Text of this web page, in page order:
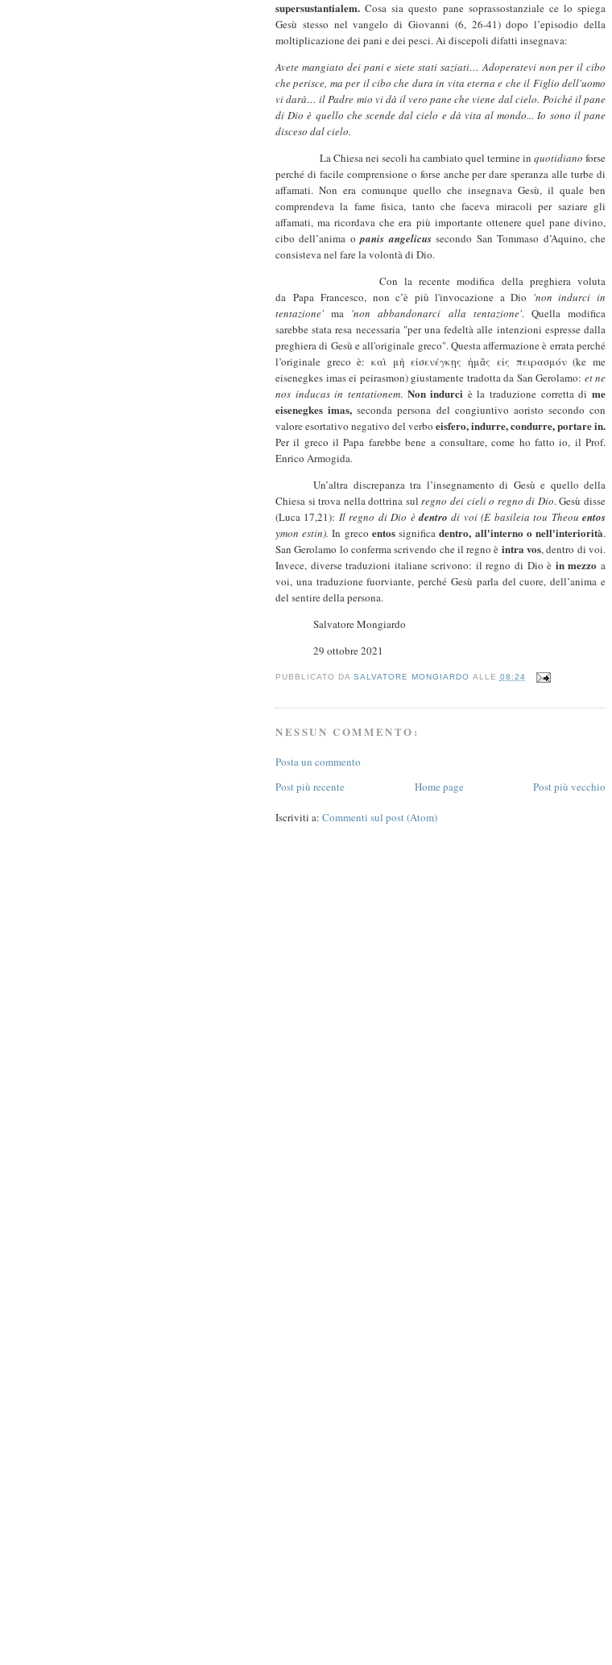
supersustantialem. Cosa sia questo pane soprassostanziale ce lo spiega
Gesù stesso nel vangelo di Giovanni (6, 26-41) dopo l’episodio della
moltiplicazione dei pani e dei pesci. Ai discepoli difatti insegnava:
Avete mangiato dei pani e siete stati saziati… Adoperatevi non per il cibo
che perisce, ma per il cibo che dura in vita eterna e che il Figlio dell'uomo
vi darà… il Padre mio vi dà il vero pane che viene dal cielo. Poiché il pane
di Dio è quello che scende dal cielo e dà vita al mondo... Io sono il pane
disceso dal cielo.
La Chiesa nei secoli ha cambiato quel termine in quotidiano forse
perché di facile comprensione o forse anche per dare speranza alle turbe di
affamati. Non era comunque quello che insegnava Gesù, il quale ben
comprendeva la fame fisica, tanto che faceva miracoli per saziare gli
affamati, ma ricordava che era più importante ottenere quel pane divino,
cibo dell’anima opanis angelicussecondo San Tommaso d’Aquino, che
consisteva nel fare la volontà di Dio.
Con la recente modifica della preghiera voluta
da Papa Francesco, non c’è più l'invocazione a Dio 'non indurci in
tentazione' ma 'non abbandonarci alla tentazione'. Quella modifica
sarebbe stata resa necessaria "per una fedeltà alle intenzioni espresse dalla
preghiera di Gesù e all'originale greco". Questa affermazione è errata perché
l’originale greco è: καὶ μὴ εἰσενέγκῃς ἡμᾶς εἰς πειρασμόν (ke me
eisenegkes imas ei peirasmon) giustamente tradotta da San Gerolamo: et ne
nos inducas in tentationem. Non indurci è la traduzione corretta dime
eisenegkes imas,seconda persona del congiuntivo aoristo secondo con
valore esortativo negativo del verbo eisfero, indurre, condurre, portare in.
Per il greco il Papa farebbe bene a consultare, come ho fatto io, il Prof.
Enrico Armogida.
Un’altra discrepanza tra l’insegnamento di Gesù e quello della
Chiesa si trova nella dottrina sulregno dei cieli o regno di Dio. Gesù disse
(Luca 17,21): Il regno di Dio èdentro di voi (E basileia tou Theouentos
ymon estin). In greco entossignificadentro, all'interno o nell'interiorità.
San Gerolamo lo conferma scrivendo che il regno è intra vos, dentro di voi.
Invece, diverse traduzioni italiane scrivono: il regno di Dio è in mezzo a
voi, una traduzione fuorviante, perché Gesù parla del cuore, dell’anima e
del sentire della persona.
Salvatore Mongiardo
29 ottobre 2021
PUBBLICATO DASALVATORE MONGIARDO ALLE 08:24
NESSUN COMMENTO:
Posta un commento
Post più recente
Post più vecchio
Home page
Iscriviti a: Commenti sul post (Atom)